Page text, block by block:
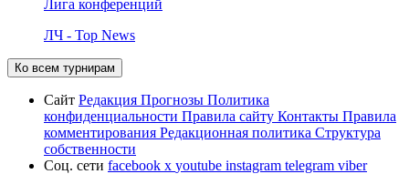
Лига конференций
ЛЧ - Top News
Ко всем турнирам
Сайт Редакция Прогнозы Политика
конфиденциальности Правила сайту Контакты Правила
комментирования Редакционная политика Структура
собственности
Соц. сети facebook x youtube instagram telegram viber